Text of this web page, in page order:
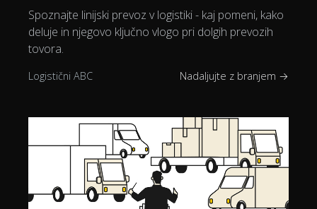
Spoznajte linijski prevoz v logistiki - kaj pomeni, kako
deluje in njegovo ključno vlogo pri dolgih prevozih
tovora.
Logistični ABC Nadaljujte z branjem →